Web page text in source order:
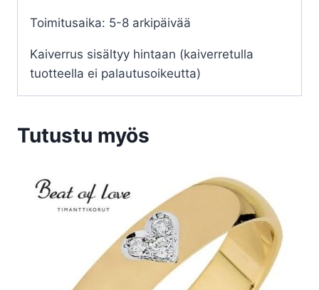
Toimitusaika: 5-8 arkipäivää
Kaiverrus sisältyy hintaan (kaiverretulla
tuotteella ei palautusoikeutta)
Tutustu myös